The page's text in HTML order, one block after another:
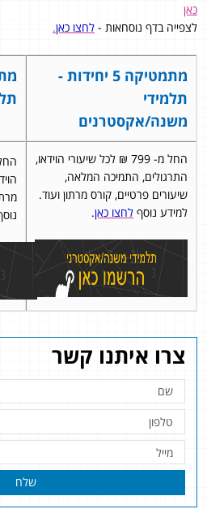
צרו איתנו קשר
שלח
כאן
לצפייה בדף נוסחאות - לחצו כאן.
מתמטיקה 5 יחידות -
תלמידי
משנה/אקסטרנים
החל מ- 799 ₪ לכל שיעורי הוידאו,
התרגולים, התמיכה המלאה,
שיעורים פרטיים, קורס מרתון ועוד.
למידע נוסף לחצו כאן.